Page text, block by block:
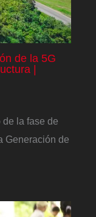
de la 5G
|
la fase de
Generación de